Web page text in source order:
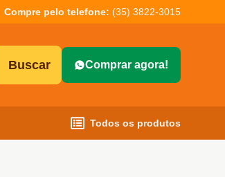
Compre pelo telefone: (35) 3822-3015
Buscar Comprar agora!
Todos os produtos